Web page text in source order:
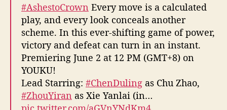
#AshestoCrown Every move is a calculated
play, and every look conceals another
scheme. In this ever-shifting game of power,
victory and defeat can turn in an instant.
Premiering June 2 at 12 PM (GMT+8) on
YOUKU!
Lead Starring: #ChenDuling as Chu Zhao,
#ZhouYiran as Xie Yanlai (in…